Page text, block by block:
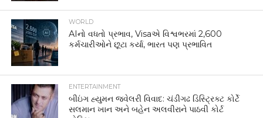
WORLD
AIનો વધતો પ્રભાવ, Visaએ વિશ્વભરમાં 2,600
કર્મચારીઓને છૂટા કર્યા, ભારત પણ પ્રભાવિત
ENTERTAINMENT
બીઇંગ હ્યુમન જ્વેલરી વિવાદ: ચંડીગઢ ડિસ્ટ્રિક્ટ કોર્ટે
સલમાન ખાન અને બહેન અલવીરાને પાઠવી કોર્ટ